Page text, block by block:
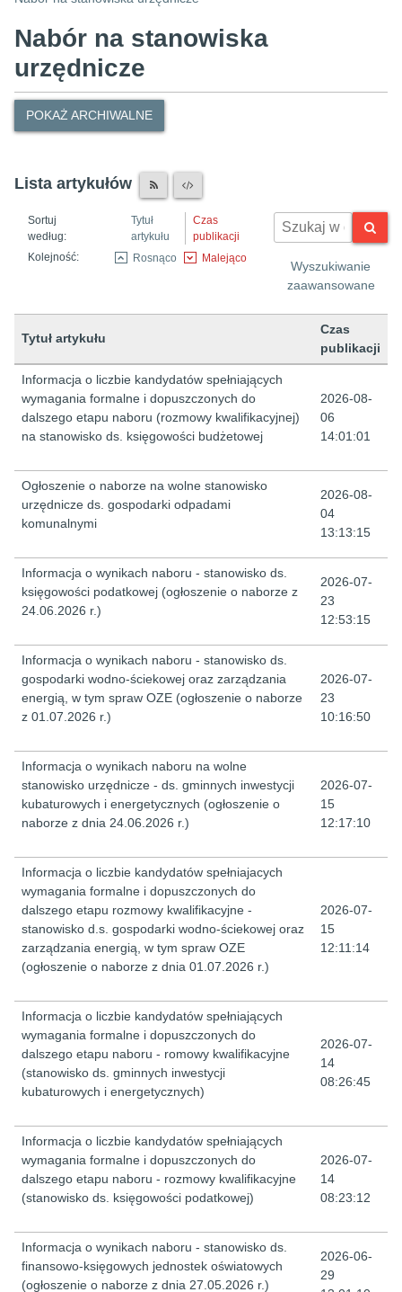
Nabór na stanowiska
urzędnicze
POKAŻ ARCHIWALNE
Lista artykułów
Sortuj
według:
Tytuł
artykułu
Czas
publikacji
Kolejność:
Rosnąco Malejąco
Wyszukiwanie
zaawansowane
Lista artykułów
Tytuł artykułu
Czas
publikacji
Informacja o liczbie kandydatów spełniających
wymagania formalne i dopuszczonych do
dalszego etapu naboru (rozmowy kwalifikacyjnej)
na stanowisko ds. księgowości budżetowej
2026-08-
06
14:01:01
Ogłoszenie o naborze na wolne stanowisko
urzędnicze ds. gospodarki odpadami
komunalnymi
2026-08-
04
13:13:15
Informacja o wynikach naboru - stanowisko ds.
księgowości podatkowej (ogłoszenie o naborze z
24.06.2026 r.)
2026-07-
23
12:53:15
Informacja o wynikach naboru - stanowisko ds.
gospodarki wodno-ściekowej oraz zarządzania
energią, w tym spraw OZE (ogłoszenie o naborze
z 01.07.2026 r.)
2026-07-
23
10:16:50
Informacja o wynikach naboru na wolne
stanowisko urzędnicze - ds. gminnych inwestycji
kubaturowych i energetycznych (ogłoszenie o
naborze z dnia 24.06.2026 r.)
2026-07-
15
12:17:10
Informacja o liczbie kandydatów spełniajacych
wymagania formalne i dopuszczonych do
dalszego etapu rozmowy kwalifikacyjne -
stanowisko d.s. gospodarki wodno-ściekowej oraz
zarządzania energią, w tym spraw OZE
(ogłoszenie o naborze z dnia 01.07.2026 r.)
2026-07-
15
12:11:14
Informacja o liczbie kandydatów spełniających
wymagania formalne i dopuszczonych do
dalszego etapu naboru - romowy kwalifikacyjne
(stanowisko ds. gminnych inwestycji
kubaturowych i energetycznych)
2026-07-
14
08:26:45
Informacja o liczbie kandydatów spełniających
wymagania formalne i dopuszczonych do
dalszego etapu naboru - rozmowy kwalifikacyjne
(stanowisko ds. księgowości podatkowej)
2026-07-
14
08:23:12
Informacja o wynikach naboru - stanowisko ds.
finansowo-księgowych jednostek oświatowych
(ogłoszenie o naborze z dnia 27.05.2026 r.)
2026-06-
29